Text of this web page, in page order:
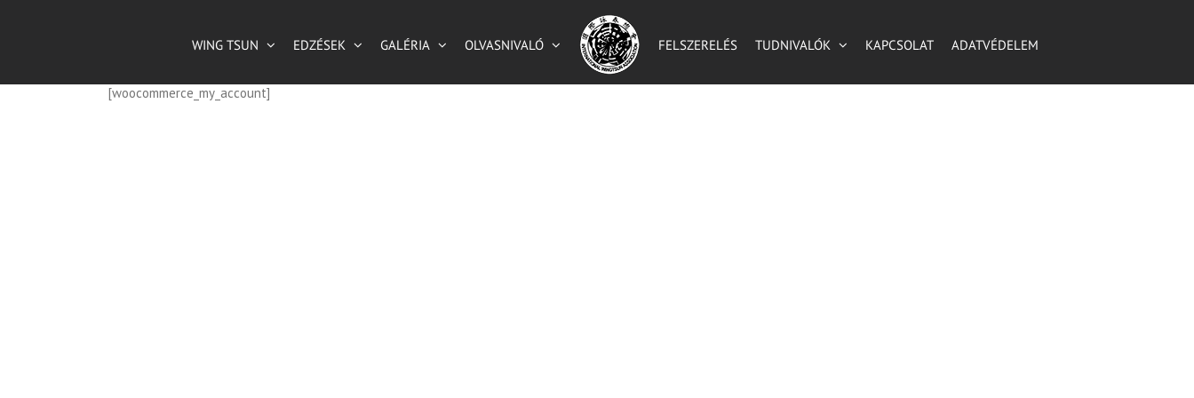
WING TSUN EDZÉSEK GALÉRIA OLVASNIVALÓ FELSZERELÉS TUDNIVALÓK KAPCSOLAT ADATVÉDELEM
[woocommerce_my_account]